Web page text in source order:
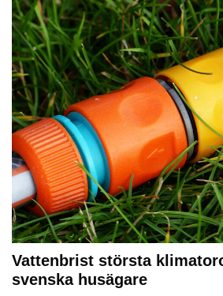
Vattenbrist största
svenska husägare